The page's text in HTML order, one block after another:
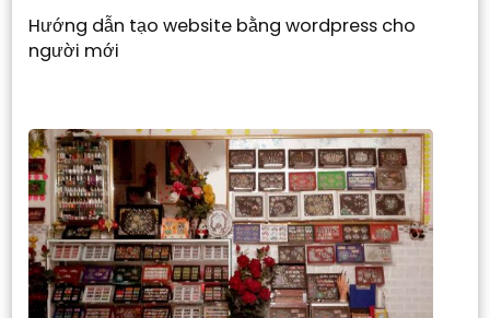
Hướng dẫn tạo website bằng wordpress cho
người mới